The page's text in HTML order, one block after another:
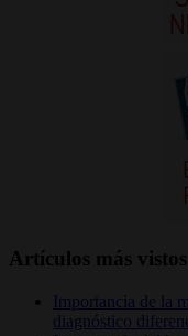
Artículos más vistos
Importancia de la
diagnóstico